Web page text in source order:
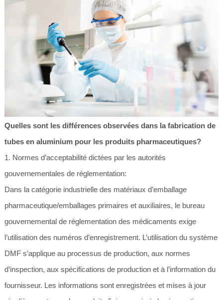
Quelles sont les différences observées dans la fabrication de
tubes en aluminium pour les produits pharmaceutiques?
1. Normes d’acceptabilité dictées par les autorités
gouvernementales de réglementation:
Dans la catégorie industrielle des matériaux d’emballage
pharmaceutique/emballages primaires et auxiliaires, le bureau
gouvernemental de réglementation des médicaments exige
l’utilisation des numéros d’enregistrement. L’utilisation du système
DMF s’applique au processus de production, aux normes
d’inspection, aux spécifications de production et à l’information du
fournisseur. Les informations sont enregistrées et mises à jour